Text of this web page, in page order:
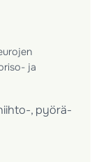
ja
, pyörä-